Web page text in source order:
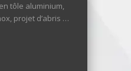
en tôle aluminium,
projet d’abris …